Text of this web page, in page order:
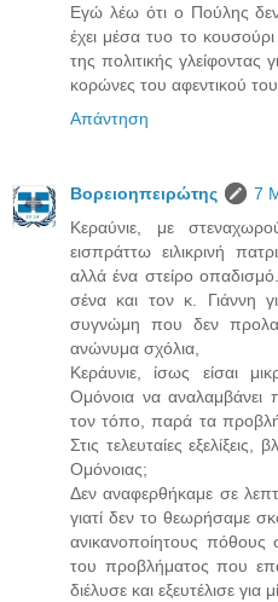
Εγώ λέω ότι ο Πούλης δεν
έχει μέσα τυο το
της πολιτικής γλείφοντας
κορώνες του αφεντικού
Απάντηση
Βορειοηπειρώτης
7
Κεραύνιε, με
εισπράττω ειλικρινή
αλλά ένα στείρο
σένα και τον κ. Γιάννη
συγνώμη που δεν
ανώνυμα σχόλια,
Κεράυνιε, ίσως είσαι
Ομόνοια να αναλαμβάνει
τον τόπο, παρά τα
Στις τελευταίες
Ομόνοιας;
Δεν αναφερθήκαμε σε
γιατί δεν το θεωρήσαμε
ανικανοποίητους πόθους
του προβλήματος που
διέλυσε και εξευτέλισε